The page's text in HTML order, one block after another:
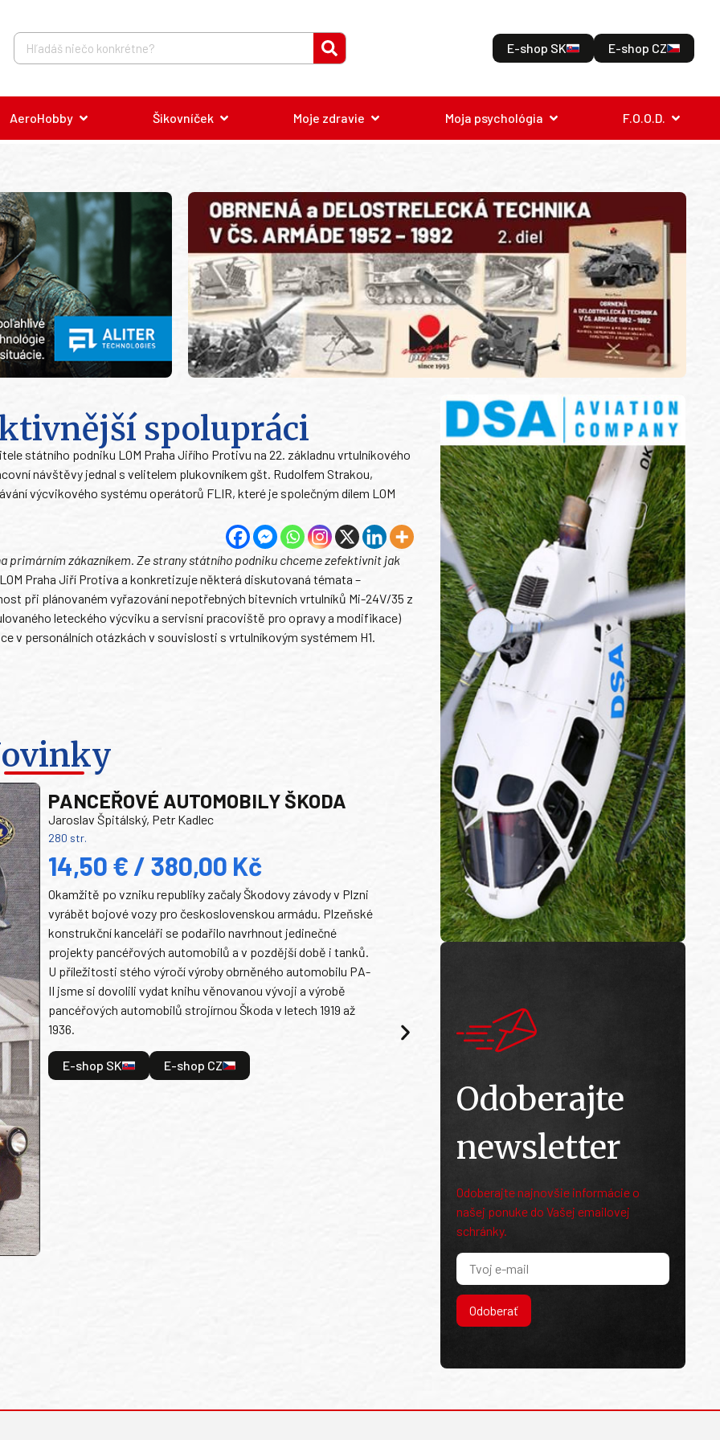
E-shop SK E-shop CZ
AeroHobby Šikovníček Moje zdravie Moja psychológia F.O.O.D.
spolupráci
státního podniku LOM Praha Jiřího Protivu na 22. základnu vrtulníkového
návštěvy jednal s velitelem plukovníkem gšt. Rudolfem Strakou,
výcvikového systému operátorů FLIR, které je společným dílem LOM
primárním zákazníkem. Ze strany státního podniku chceme zefektivnit jak
Praha Jiří Protiva a konkretizuje některá diskutovaná témata –
při plánovaném vyřazování nepotřebných bitevních vrtulníků Mi-24V/35 z
leteckého výcviku a servisní pracoviště pro opravy a modifikace)
v personálních otázkách v souvislosti s vrtulníkovým systémem H1.
PANCEŘOVÉ AUTOMOBILY ŠKODA
Jaroslav Špitálský, Petr Kadlec
280 str.
14,50 € / 380,00 Kč
Okamžitě po vzniku republiky začaly Škodovy závody v Plzni
vyrábět bojové vozy pro československou armádu. Plzeňské
konstrukční kanceláři se podařilo navrhnout jedinečné
projekty pancéřových automobilů a v pozdější době i tanků.
U příležitosti stého výročí výroby obrněného automobilu PA-
II jsme si dovolili vydat knihu věnovanou vývoji a výrobě
pancéřových automobilů strojírnou Škoda v letech 1919 až
1936.
E-shop SK E-shop CZ
Odoberajte
newsletter
Odoberajte najnovšie informácie o
našej ponuke do Vašej emailovej
schránky.
Odoberať